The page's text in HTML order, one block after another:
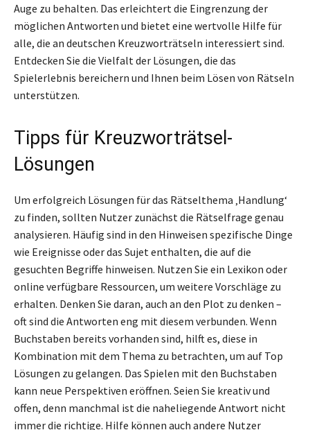
Auge zu behalten. Das erleichtert die Eingrenzung der
möglichen Antworten und bietet eine wertvolle Hilfe für
alle, die an deutschen Kreuzworträtseln interessiert sind.
Entdecken Sie die Vielfalt der Lösungen, die das
Spielerlebnis bereichern und Ihnen beim Lösen von Rätseln
unterstützen.
Tipps für Kreuzworträtsel-
Lösungen
Um erfolgreich Lösungen für das Rätselthema ‚Handlung‘
zu finden, sollten Nutzer zunächst die Rätselfrage genau
analysieren. Häufig sind in den Hinweisen spezifische Dinge
wie Ereignisse oder das Sujet enthalten, die auf die
gesuchten Begriffe hinweisen. Nutzen Sie ein Lexikon oder
online verfügbare Ressourcen, um weitere Vorschläge zu
erhalten. Denken Sie daran, auch an den Plot zu denken –
oft sind die Antworten eng mit diesem verbunden. Wenn
Buchstaben bereits vorhanden sind, hilft es, diese in
Kombination mit dem Thema zu betrachten, um auf Top
Lösungen zu gelangen. Das Spielen mit den Buchstaben
kann neue Perspektiven eröffnen. Seien Sie kreativ und
offen, denn manchmal ist die naheliegende Antwort nicht
immer die richtige. Hilfe können auch andere Nutzer